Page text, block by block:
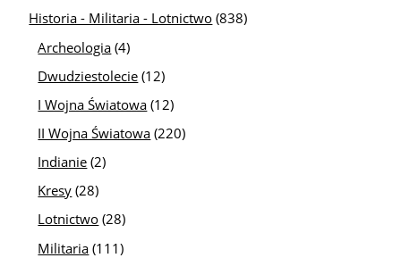
Historia - Militaria - Lotnictwo (838)
Archeologia (4)
Dwudziestolecie (12)
I Wojna Światowa (12)
II Wojna Światowa (220)
Indianie (2)
Kresy (28)
Lotnictwo (28)
Militaria (111)